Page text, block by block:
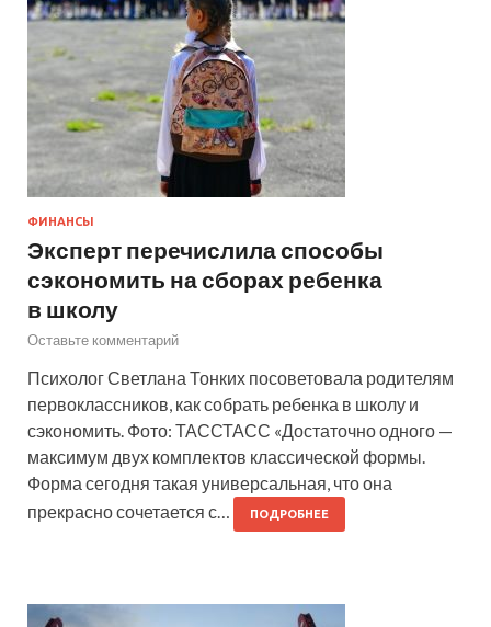
ФИНАНСЫ
Эксперт перечислила способы
сэкономить на сборах ребенка
в школу
Оставьте комментарий
Психолог Светлана Тонких посоветовала родителям
первоклассников, как собрать ребенка в школу и
сэкономить. Фото: ТАССТАСС «Достаточно одного —
максимум двух комплектов классической формы.
Форма сегодня такая универсальная, что она
прекрасно сочетается с…
ПОДРОБНЕЕ